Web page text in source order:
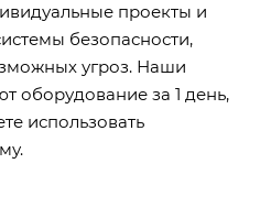
проекты и
безопасности,
угроз. Наши
оборудование за 1 день,
использовать